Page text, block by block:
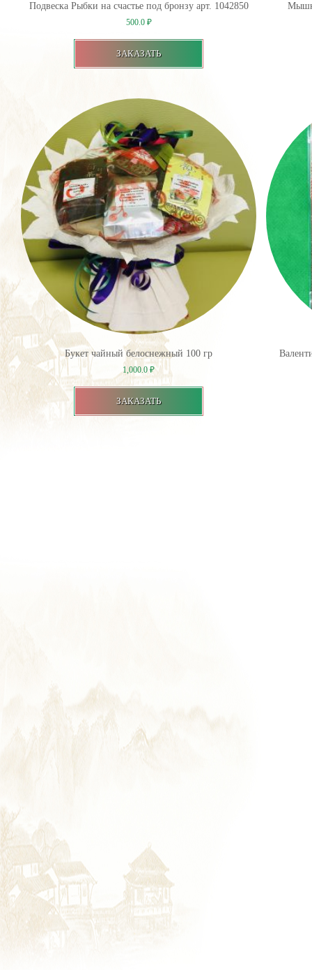
Подвеска Рыбки на счастье под бронзу арт. 1042850
500.0 ₽
ЗАКАЗАТЬ
Букет чайный белоснежный 100 гр
1,000.0₽
ЗАКАЗАТЬ